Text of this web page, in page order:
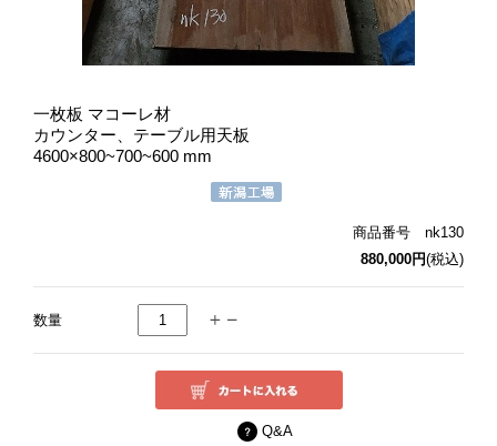
一枚板 マコーレ材
カウンター、テーブル用天板
4600×800~700~600 mm
商品番号 nk130
880,000円(税込)
数量
Q&A